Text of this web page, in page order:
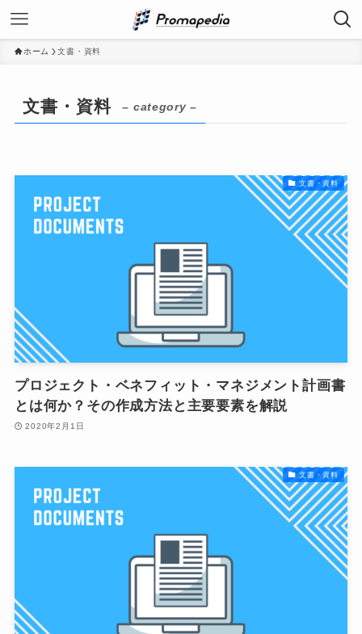
ホーム 文書・資料
文書・資料 – category –
文書・資料
プロジェクト・ベネフィット・マネジメント計画書
とは何か？その作成方法と主要要素を解説
2020年2月1日
文書・資料